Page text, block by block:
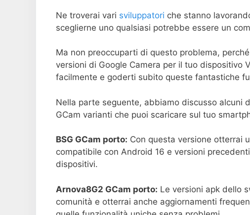
Ne troverai vari sviluppatori che stanno
sceglierne uno qualsiasi potrebbe essere un
Ma non preoccuparti di questo problema,
versioni di Google Camera per il tuo dispositivo
facilmente e goderti subito queste fantastiche
Nella parte seguente, abbiamo discusso alcuni
GCam varianti che puoi scaricare sul tuo
BSG GCam porto: Con questa versione otterrai
compatibile con Android 16 e versioni
dispositivi.
Arnova8G2 GCam porto: Le versioni apk dello
comunità e otterrai anche aggiornamenti